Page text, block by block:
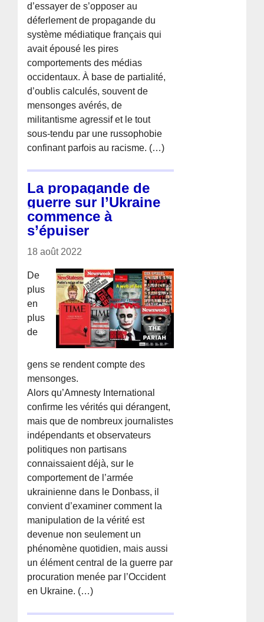
d’essayer de s’opposer au
déferlement de propagande du
système médiatique français qui
avait épousé les pires
comportements des médias
occidentaux. À base de partialité,
d’oublis calculés, souvent de
mensonges avérés, de
militantisme agressif et le tout
sous-tendu par une russophobie
confinant parfois au racisme. (…)
La propagande de
guerre sur l’Ukraine
commence à
s’épuiser
18 août 2022
De
plus
en
plus
de
gens se rendent compte des
mensonges.
Alors qu’Amnesty International
confirme les vérités qui dérangent,
mais que de nombreux journalistes
indépendants et observateurs
politiques non partisans
connaissaient déjà, sur le
comportement de l’armée
ukrainienne dans le Donbass, il
convient d’examiner comment la
manipulation de la vérité est
devenue non seulement un
phénomène quotidien, mais aussi
un élément central de la guerre par
procuration menée par l’Occident
en Ukraine. (…)